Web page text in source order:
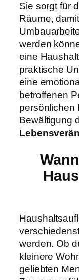
Sie sorgt für
Räume,
werden
eine
praktische
eine
betroffenen
persönlichen
Bewältigung
werden. Ob
kleinere
geliebten